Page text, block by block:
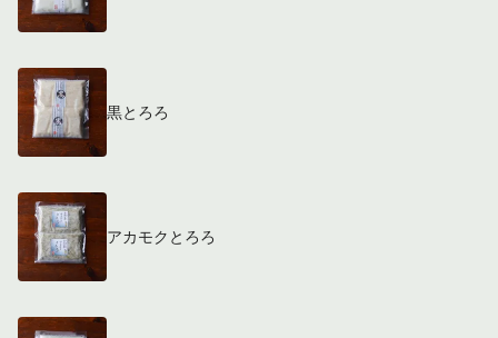
黒とろろ
アカモクとろろ